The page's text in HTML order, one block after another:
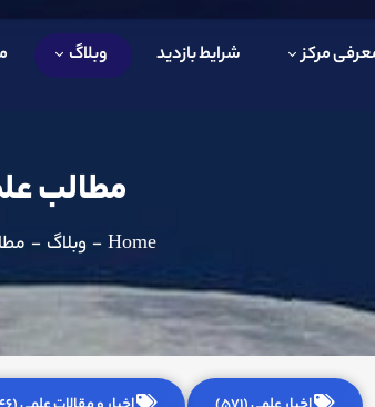
مرکز شرایط بازدید وبلاگ
مطالب
Home
- وبلاگ -